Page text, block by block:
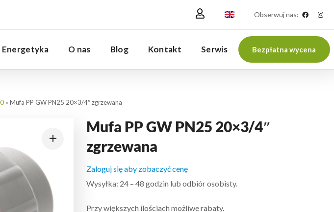
Obserwuj nas:
Energetyka O nas Blog Kontakt Serwis Bezpłatna wycena
» Mufa PP GW PN25 20×3/4″ zgrzewana
Mufa PP GW PN25 20×3/4″
zgrzewana
Zaloguj się aby zobaczyć cenę
Wysyłka: 24 – 48 godzin lub odbiór osobisty.
Przy większych ilościach możliwe rabaty.